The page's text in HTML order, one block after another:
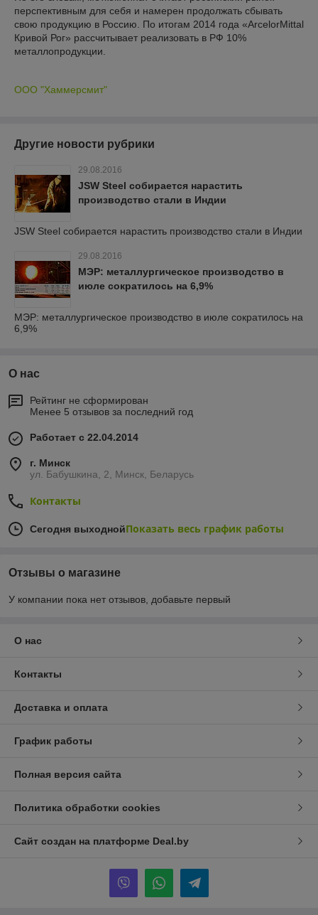
перспективным для себя и намерен продолжать сбывать
свою продукцию в Россию. По итогам 2014 года «ArcelorMittal
Кривой Рог» рассчитывает реализовать в РФ 10%
металлопродукции.
ООО "Хаммерсмит"
Другие новости рубрики
29.08.2016
JSW Steel собирается нарастить
производство стали в Индии
JSW Steel собирается нарастить производство стали в Индии
29.08.2016
МЭР: металлургическое производство в
июле сократилось на 6,9%
МЭР: металлургическое производство в июле сократилось на
6,9%
О нас
Рейтинг не сформирован
Менее 5 отзывов за последний год
Работает с 22.04.2014
г. Минск
ул. Бабушкина, 2, Минск, Беларусь
Контакты
Сегодня выходнойПоказать весь график работы
Отзывы о магазине
У компании пока нет отзывов, добавьте первый
О нас
Контакты
Доставка и оплата
График работы
Полная версия сайта
Политика обработки cookies
Сайт создан на платформе Deal.by